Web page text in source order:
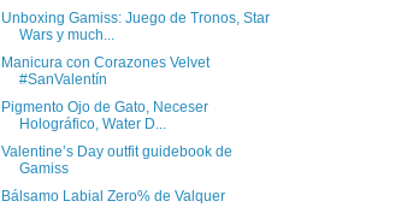
Unboxing Gamiss: Juego de Tronos, Star
Wars y much...
Manicura con Corazones Velvet
#SanValentín
Pigmento Ojo de Gato, Neceser
Holográfico, Water D...
Valentine’s Day outfit guidebook de
Gamiss
Bálsamo Labial Zero% de Valquer